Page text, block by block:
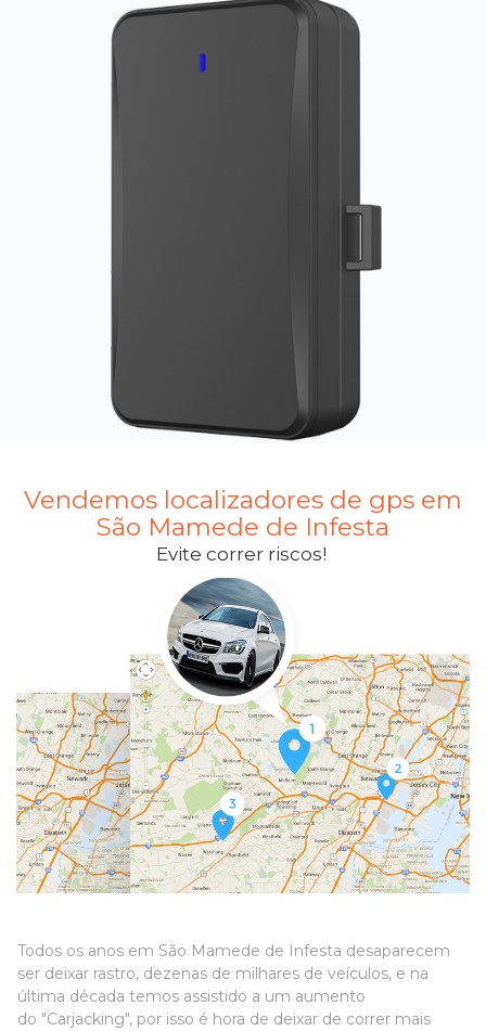
Vendemos localizadores de gps em
São Mamede de Infesta
Evite correr riscos!
Todos os anos em São Mamede de Infesta desaparecem
ser deixar rastro, dezenas de milhares de veículos, e na
última década temos assistido a um aumento
do "Carjacking", por isso é hora de deixar de correr mais